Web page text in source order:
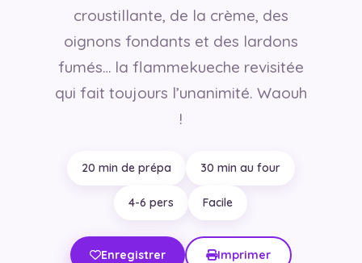
croustillante, de la crème, des
oignons fondants et des lardons
fumés… la flammekueche revisitée
qui fait toujours l’unanimité. Waouh
!
20 min de prépa 30 min au four
4-6 pers Facile
Enregistrer Imprimer